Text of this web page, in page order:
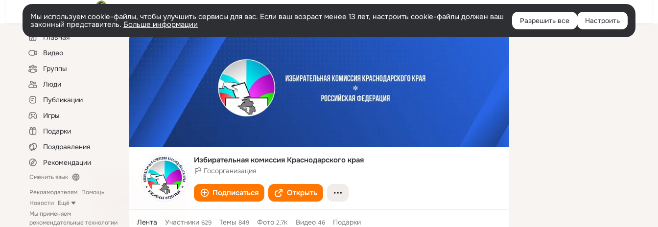
Войти
Мы используем cookie-файлы, чтобы улучшить сервисы для вас. Если ваш возраст менее 13 лет, настроить cookie-файлы должен ваш
законный представитель. Больше информации Разрешить все Настроить
Левая
колонкаГлавная
Видео
Группы
Люди
Публикации
Игры
Подарки
Поздравления
Рекомендации
Сменить язык
Рекламодателям Помощь
Новости Ещё
Мы применяем
рекомендательные технологии
Избирательная комиссия Краснодарского края
Госорганизация
Подписаться Открыть
Лента Участники 629 Темы 849 Фото 2.7K Видео 46 Подарки